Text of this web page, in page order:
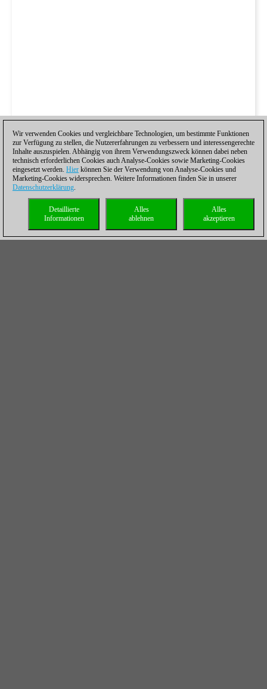
Wir verwenden Cookies und vergleichbare Technologien, um bestimmte Funktionen
zur Verfügung zu stellen, die Nutzererfahrungen zu verbessern und interessengerechte
Inhalte auszuspielen. Abhängig von ihrem Verwendungszweck können dabei neben
technisch erforderlichen Cookies auch Analyse-Cookies sowie Marketing-Cookies
eingesetzt werden. Hier können Sie der Verwendung von Analyse-Cookies und
Marketing-Cookies widersprechen. Weitere Informationen finden Sie in unserer
Datenschutzerklärung.
Alles
akzeptieren
Alles
ablehnen
Detaillierte
Informationen